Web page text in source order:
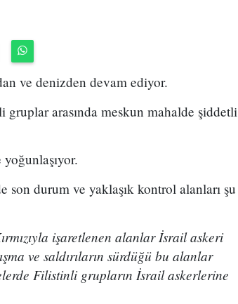
ve denizden devam ediyor.
arasında meskun mahalde şiddetli
durum ve yaklaşık kontrol alanları şu
işaretlenen alanlar İsrail askeri
ve saldırıların sürdüğü bu alanlar
Filistinli grupların İsrail askerlerine